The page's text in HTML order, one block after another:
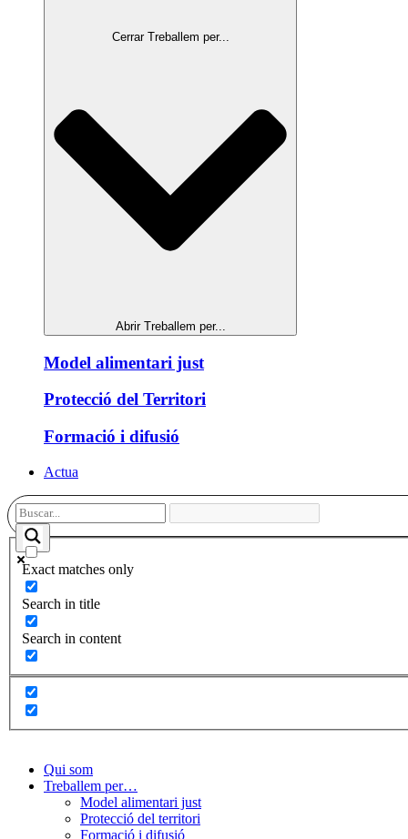
Cerrar Treballem per...
Abrir Treballem per...
Model alimentari just
Protecció del Territori
Formació i difusió
Actua
Exact matches only
Search in title
Search in content
Qui som
Treballem per…
Model alimentari just
Protecció del territori
Formació i difusió